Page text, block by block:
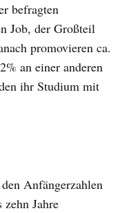
befragten
Job, der Großteil
promovieren ca.
an einer anderen
ihr Studium mit
Anfängerzahlen
Jahre